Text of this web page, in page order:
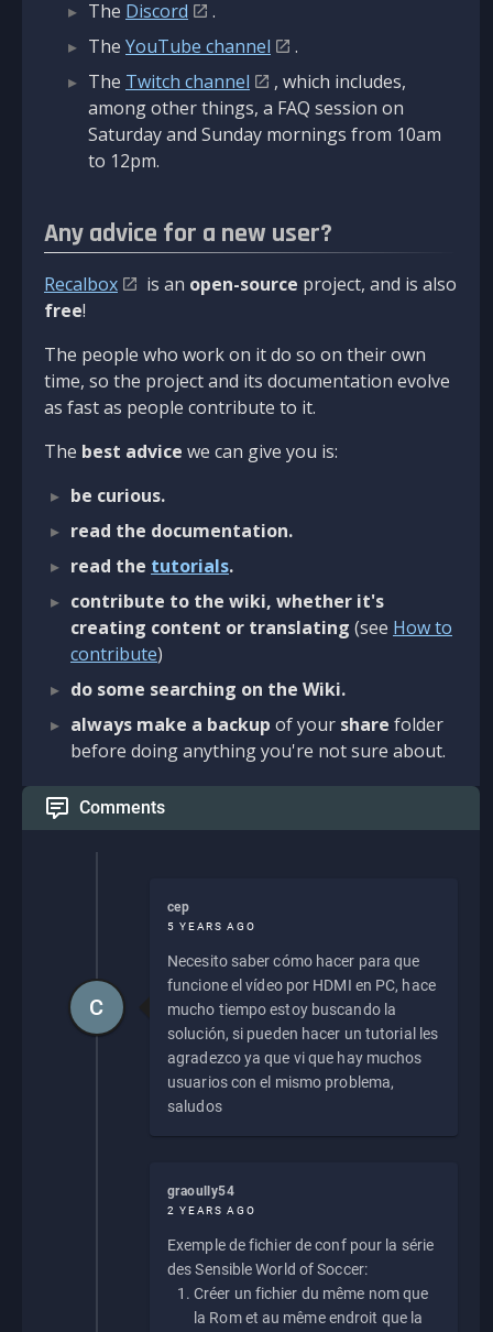
The Discord
.
The YouTube channel
.
The Twitch channel
, which includes,
among other things, a FAQ session on
Saturday and Sunday mornings from 10am
to 12pm.
Any advice for a new user?
Recalbox is an open-source project, and is also
free!
The people who work on it do so on their own
time, so the project and its documentation evolve
as fast as people contribute to it.
The best advice we can give you is:
be curious.
read the documentation.
read the tutorials.
contribute to the wiki, whether it's
creating content or translating (see How to
contribute)
do some searching on the Wiki.
always make a backup of your share folder
before doing anything you're not sure about.
Comments
cep
5 YEARS AGO
Necesito saber cómo hacer para que
funcione el vídeo por HDMI en PC, hace
mucho tiempo estoy buscando la
solución, si pueden hacer un tutorial les
agradezco ya que vi que hay muchos
usuarios con el mismo problema,
saludos
C
graoully54
2 YEARS AGO
Exemple de fichier de conf pour la série
des Sensible World of Soccer:
Créer un fichier du même nom que
la Rom et au même endroit que la